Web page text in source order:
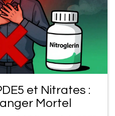
et Nitrates :
Mortel